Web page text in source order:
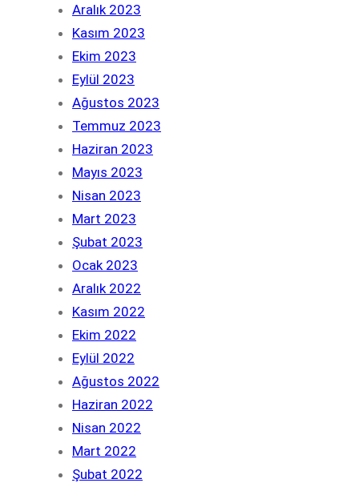
Aralık 2023
Kasım 2023
Ekim 2023
Eylül 2023
Ağustos 2023
Temmuz 2023
Haziran 2023
Mayıs 2023
Nisan 2023
Mart 2023
Şubat 2023
Ocak 2023
Aralık 2022
Kasım 2022
Ekim 2022
Eylül 2022
Ağustos 2022
Haziran 2022
Nisan 2022
Mart 2022
Şubat 2022